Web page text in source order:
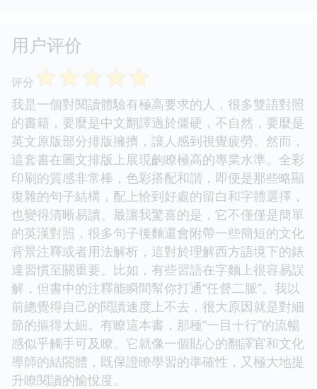
用户评价
评分 ☆☆☆☆☆
我是一個對閱讀體驗有極高要求的人，很多雙語對照
的書籍，要麼是中文翻譯過於僵硬，不自然，要麼是
英文原版部分排版擁擠，讓人感到視覺疲勞。然而，
這套書在圖文排版上展現齣瞭極高的專業水準。全彩
印刷的質感非常棒，色彩搭配和諧，即便是那些略顯
復雜的句子結構，配上恰到好處的留白和字體選擇，
也變得清晰易讀。最讓我驚喜的是，它不僅僅是簡單
的英漢對照，很多句子後麵還會附帶一些簡短的文化
背景注釋或者用法解析，這對於理解西方語境下的錶
達習慣至關重要。比如，有些習語在字麵上很容易誤
解，但書中的注釋能瞬間幫你打通“任督二脈”。我以
前總覺得自己的閱讀速度上不去，很大原因就是對細
節的摳得太細。有瞭這本書，那種“一目十行”的流暢
感似乎觸手可及瞭。它就像一個貼心的翻譯官和文化
導師的結閤體，既保證瞭學習的準確性，又極大地提
升瞭閱讀的愉悅度。